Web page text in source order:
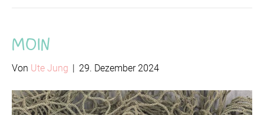
Moin
Von Ute Jung 29. Dezember 2024